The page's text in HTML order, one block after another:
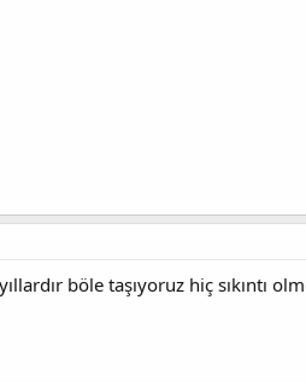
böle taşıyoruz hiç sıkıntı